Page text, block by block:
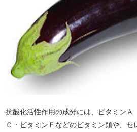
抗酸化活性作用の成分には、ビタミンＡ
Ｃ・ビタミンＥなどのビタミン類や、